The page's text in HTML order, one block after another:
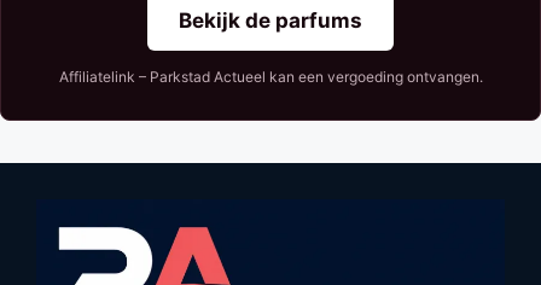
Bekijk de parfums
Affiliatelink – Parkstad Actueel kan een vergoeding ontvangen.